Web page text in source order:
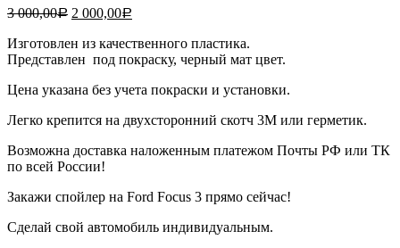
3 000,00Р 2 000,00Р
Изготовлен из качественного пластика.
Представлен под покраску, черный мат цвет.
Цена указана без учета покраски и установки.
Легко крепится на двухсторонний скотч 3М или герметик.
Возможна доставка наложенным платежом Почты РФ или ТК
по всей России!
Закажи спойлер на Ford Focus 3 прямо сейчас!
Сделай свой автомобиль индивидуальным.